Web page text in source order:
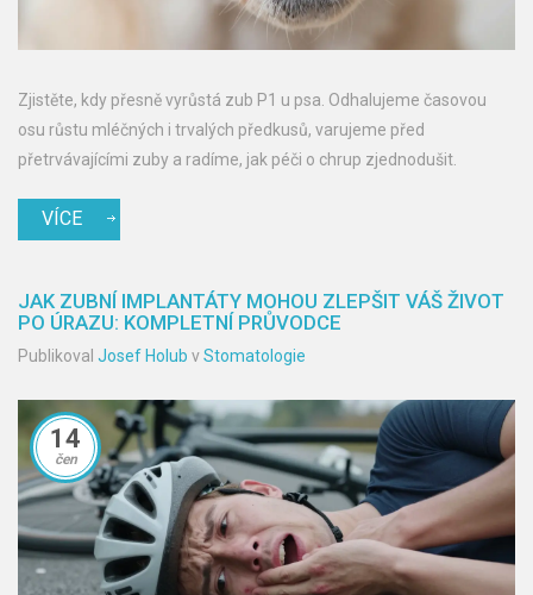
Zjistěte, kdy přesně vyrůstá zub P1 u psa. Odhalujeme časovou
osu růstu mléčných i trvalých předkusů, varujeme před
přetrvávajícími zuby a radíme, jak péči o chrup zjednodušit.
VÍCE
JAK ZUBNÍ IMPLANTÁTY MOHOU ZLEPŠIT VÁŠ ŽIVOT
PO ÚRAZU: KOMPLETNÍ PRŮVODCE
Publikoval Josef Holub vStomatologie
14
čen